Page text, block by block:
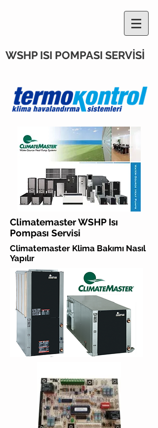
WSHP ISI POMPASI SERVİSİ
Climatemaster WSHP Isı
Pompası Servisi
Climatemaster Klima Bakımı Nasıl
Yapılır